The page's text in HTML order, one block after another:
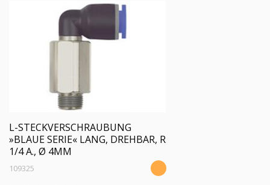
L-STECKVERSCHRAUBUNG
»BLAUE SERIE« LANG, DREHBAR, R
1/4 A., Ø 4MM
109325